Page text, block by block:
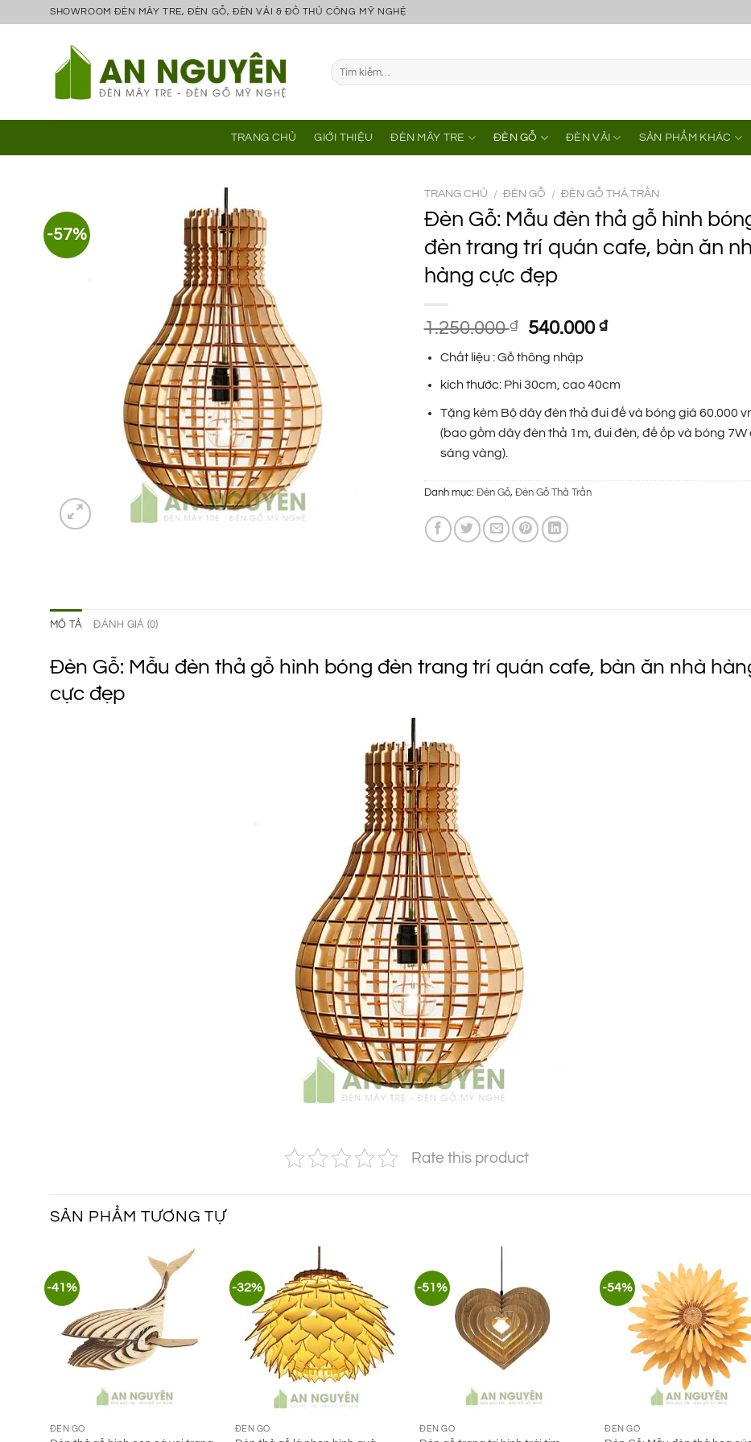
SHOWROOM ĐÈN MÂY TRE, ĐÈN GỖ, ĐÈN VẢI & ĐỒ THỦ CÔNG MỸ NGHỆ
Tìm
kiếm:
TRANG CHỦ GIỚI THIỆU ĐÈN MÂY TRE ĐÈN GỖ ĐÈN VẢI SẢN PHẨM KHÁC
-57%
TRANG CHỦ / ĐÈN GỖ / ĐÈN GỖ THẢ TRẦN
Đèn Gỗ: Mẫu đèn thả gỗ hình
đèn trang trí quán cafe, bàn ăn
hàng cực đẹp
1.250.000₫
Giá
là:
1.250.000 ₫.
540.000 ₫Giá
là:
540.000 ₫.
Chất liệu : Gỗ thông nhập
kích thước: Phi 30cm, cao 40cm
Tặng kèm Bộ dây đèn thả đui đế và bóng giá 60.000
(bao gồm dây đèn thả 1m, đui đèn, đế ốp và bóng 7W
sáng vàng).
Danh mục: Đèn Gỗ, Đèn Gỗ Thả Trần
MÔ TẢ ĐÁNH GIÁ (0)
Đèn Gỗ: Mẫu đèn thả gỗ hình bóng đèn trang trí quán cafe, bàn ăn nhà
cực đẹp
Rate this product
SẢN PHẨM TƯƠNG TỰ
-41%
ĐÈN GỖ
-32%
ĐÈN GỖ
-51%
ĐÈN GỖ
-54%
ĐÈN GỖ